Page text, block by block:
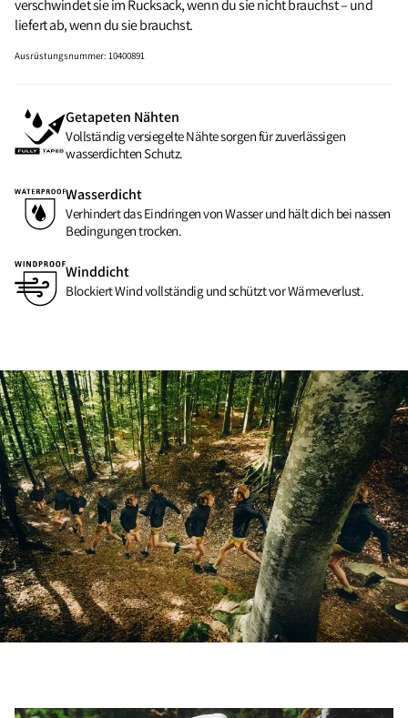
verschwindet sie im Rucksack, wenn du sie nicht brauchst – und
liefert ab, wenn du sie brauchst.
Ausrüstungsnummer:10400891
Getapeten Nähten
Vollständig versiegelte Nähte sorgen für zuverlässigen
wasserdichten Schutz.
Wasserdicht
Verhindert das Eindringen von Wasser und hält dich bei nassen
Bedingungen trocken.
Winddicht
Blockiert Wind vollständig und schützt vor Wärmeverlust.